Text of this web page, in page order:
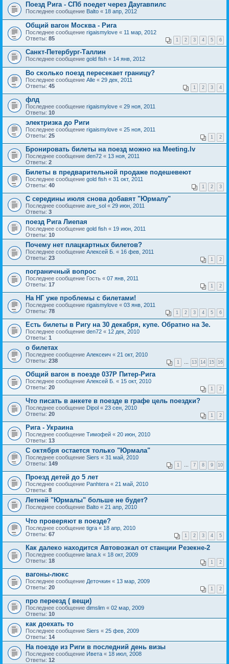
Поезд Рига - СПб поедет через Даугавпилс
Последнее сообщение Balto « 18 апр, 2012
Общий вагон Москва - Рига
Последнее сообщение rigaismylove « 11 мар, 2012
Ответы: 85 1 2 3 4 5 6
Санкт-Петербург-Таллин
Последнее сообщение gold fish « 14 янв, 2012
Во сколько поезд пересекает границу?
Последнее сообщение Alle « 29 дек, 2011
Ответы: 45 1 2 3 4
флд
Последнее сообщение rigaismylove « 29 ноя, 2011
Ответы: 10
электризка до Риги
Последнее сообщение rigaismylove « 25 ноя, 2011
Ответы: 25 1 2
Бронировать билеты на поезд можно на Meeting.lv
Последнее сообщение den72 « 13 ноя, 2011
Ответы: 2
Билеты в предварительной продаже подешевеют
Последнее сообщение gold fish « 31 окт, 2011
Ответы: 40 1 2 3
С середины июля снова добавят "Юрмалу"
Последнее сообщение ave_sol « 29 июн, 2011
Ответы: 3
поезд Рига Лиепая
Последнее сообщение gold fish « 19 июн, 2011
Ответы: 10
Почему нет плацкартных билетов?
Последнее сообщение Алексей Б. « 16 фев, 2011
Ответы: 23 1 2
пограничный вопрос
Последнее сообщение Гость « 07 янв, 2011
Ответы: 17 1 2
На НГ уже проблемы с билетами!
Последнее сообщение rigaismylove « 03 янв, 2011
Ответы: 78 1 2 3 4 5 6
Есть билеты в Ригу на 30 декабря, купе. Обратно на 3е.
Последнее сообщение den72 « 12 дек, 2010
Ответы: 1
о билетах
Последнее сообщение Алексеич « 21 окт, 2010
Ответы: 238 1 … 13 14 15 16
Общий вагон в поезде 037Р Питер-Рига
Последнее сообщение Алексей Б. « 15 окт, 2010
Ответы: 20 1 2
Что писать в анкете в поезде в графе цель поездки?
Последнее сообщение Dipol « 23 сен, 2010
Ответы: 20 1 2
Рига - Украина
Последнее сообщение Тимофей « 20 июн, 2010
Ответы: 13
С октября остается только "Юрмала"
Последнее сообщение Siers « 31 май, 2010
Ответы: 149 1 … 7 8 9 10
Проезд детей до 5 лет
Последнее сообщение Panhtera « 21 май, 2010
Ответы: 8
Летней "Юрмалы" больше не будет?
Последнее сообщение Balto « 21 апр, 2010
Что проверяют в поезде?
Последнее сообщение tigra « 18 апр, 2010
Ответы: 67 1 2 3 4 5
Как далеко находится Автовозкал от станции Резекне-2
Последнее сообщение lana.k « 18 окт, 2009
Ответы: 18 1 2
вагоны-люкс
Последнее сообщение Деточкин « 13 мар, 2009
Ответы: 20 1 2
про переезд ( вещи)
Последнее сообщение dimslim « 02 мар, 2009
Ответы: 10
как доехать то
Последнее сообщение Siers « 25 фев, 2009
Ответы: 14
На поезде из Риги в последний день визы
Последнее сообщение Ивета « 18 июл, 2008
Ответы: 12